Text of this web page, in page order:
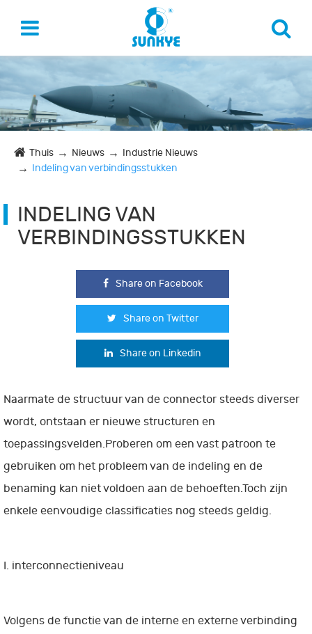
Thuis Nieuws
Industrie Nieuws
Indeling van verbindingsstukken
INDELING VAN
VERBINDINGSSTUKKEN
Share on Facebook
Share on Twitter
Share on Linkedin
Naarmate de structuur van de connector steeds diverser
wordt, ontstaan er nieuwe structuren en
toepassingsvelden.Proberen om een vast patroon te
gebruiken om het probleem van de indeling en de
benaming kan niet voldoen aan de behoeften.Toch zijn
enkele eenvoudige classificaties nog steeds geldig.
I. interconnectieniveau
Volgens de functie van de interne en externe verbinding